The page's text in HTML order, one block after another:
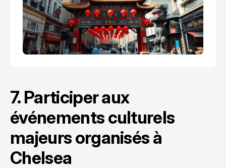
7. Participer aux
événements culturels
majeurs organisés à
Chelsea